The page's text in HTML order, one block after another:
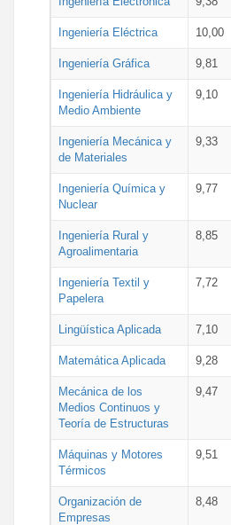
Ingeniería Eléctrica 10,00
Ingeniería Gráfica 9,81
Ingeniería Hidráulica y
Medio Ambiente
9,10
Ingeniería Mecánica y
de Materiales
9,33
Ingeniería Química y
Nuclear
9,77
Ingeniería Rural y
Agroalimentaria
8,85
Ingeniería Textil y
Papelera
7,72
Lingüística Aplicada 7,10
Matemática Aplicada 9,28
Mecánica de los
Medios Continuos y
Teoría de Estructuras
9,47
Máquinas y Motores
Térmicos
9,51
Organización de
Empresas
8,48